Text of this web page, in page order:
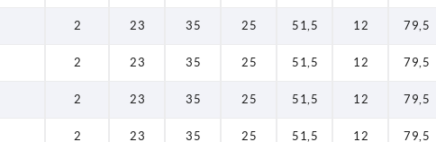
2 23 35 25 51,5 12 79,5
2 23 35 25 51,5 12 79,5
2 23 35 25 51,5 12 79,5
2 23 35 25 51,5 12 79,5